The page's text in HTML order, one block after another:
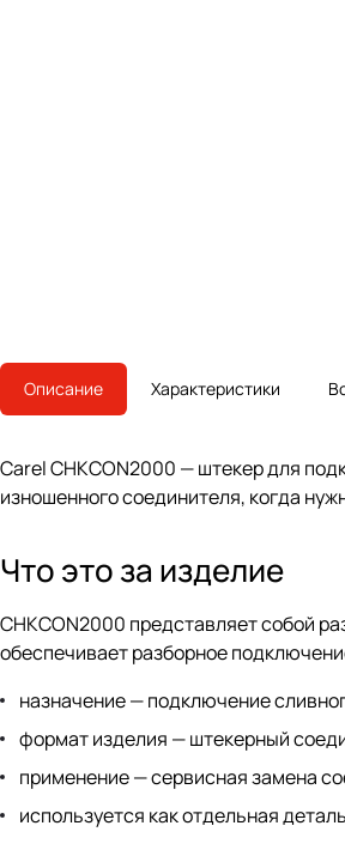
Описание Характеристики
Carel CHKCON2000 — штекер для
изношенного соединителя, когда
Что это за изделие
CHKCON2000 представляет собой
обеспечивает разборное
назначение — подключение
формат изделия — штекерный
применение — сервисная замена
используется как отдельная